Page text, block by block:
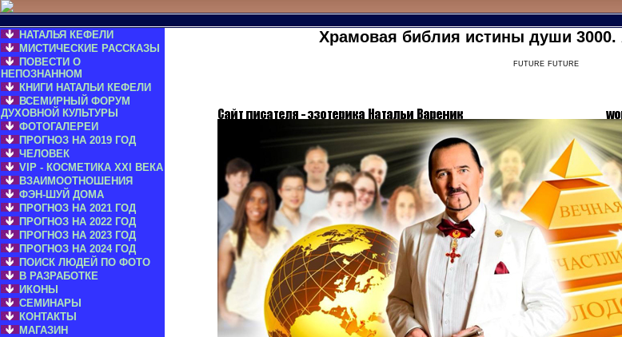
НАТАЛЬЯ КЕФЕЛИ
МИСТИЧЕСКИЕ РАССКАЗЫ
ПОВЕСТИ О
НЕПОЗНАННОМ
КНИГИ НАТАЛЬИ КЕФЕЛИ
ВСЕМИРНЫЙ ФОРУМ
ДУХОВНОЙ КУЛЬТУРЫ
ФОТОГАЛЕРЕИ
ПРОГНОЗ НА 2019 ГОД
ЧЕЛОВЕК
VIP - КОСМЕТИКА XXI ВЕКА
ВЗАИМООТНОШЕНИЯ
ФЭН-ШУЙ ДОМА
ПРОГНОЗ НА 2021 ГОД
ПРОГНОЗ НА 2022 ГОД
ПРОГНОЗ НА 2023 ГОД
ПРОГНОЗ НА 2024 ГОД
ПОИСК ЛЮДЕЙ ПО ФОТО
В РАЗРАБОТКЕ
ИКОНЫ
СЕМИНАРЫ
КОНТАКТЫ
МАГАЗИН
Храмовая библия истины души 3000.
future future